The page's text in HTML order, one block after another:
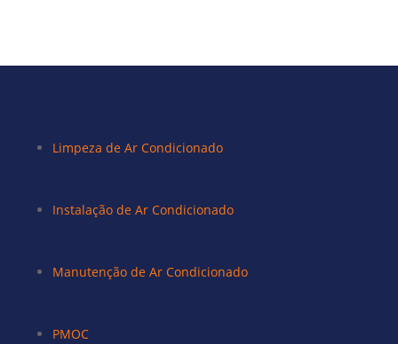
Limpeza de Ar Condicionado
Instalação de Ar Condicionado
Manutenção de Ar Condicionado
PMOC